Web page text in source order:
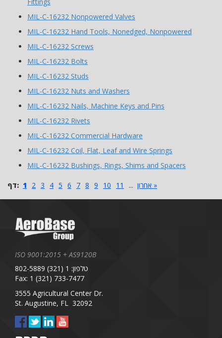
MIL-C-16232 Nonpowered Valves
MIL-C-16232 Hand Tools, Nonedged, Nonpowered
MIL-C-16232 Screws
MIL-C-16232 Bolts
MIL-C-16232 Studs
MIL-C-16232 Nuts and Washers
MIL-C-16232 Nails, Machine Keys and Pins
MIL-C-16232 Rivets
MIL-C-16232 Commercial Hardware
MIL-C-16232 Coil, Flat, Leaf and Wire Springs
MIL-C-16232 Bushings, Rings, Shims and Spacers
דף: 1 2 3 4 5 6 7 8 9 10 11 ... אחרון »
ISO 9001:2015 + AS9120B
טלפון: 1 (321) 802-5889
Fax: 1 (321) 733-7477
3555 Agricultural Center Dr.
St. Augustine, FL 32092